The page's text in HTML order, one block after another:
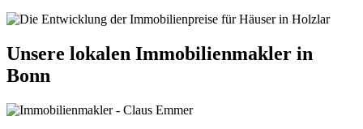
Unsere lokalen Immobilienmakler in
Bonn